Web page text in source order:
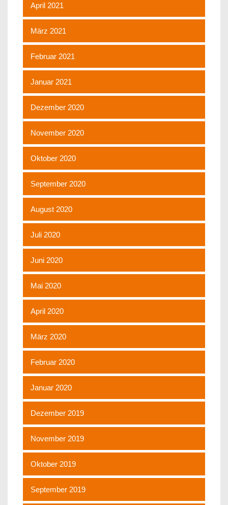
April 2021
März 2021
Februar 2021
Januar 2021
Dezember 2020
November 2020
Oktober 2020
September 2020
August 2020
Juli 2020
Juni 2020
Mai 2020
April 2020
März 2020
Februar 2020
Januar 2020
Dezember 2019
November 2019
Oktober 2019
September 2019